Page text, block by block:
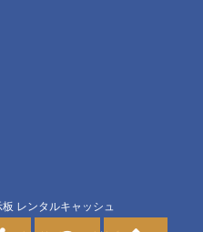
レンタルキャッシュ